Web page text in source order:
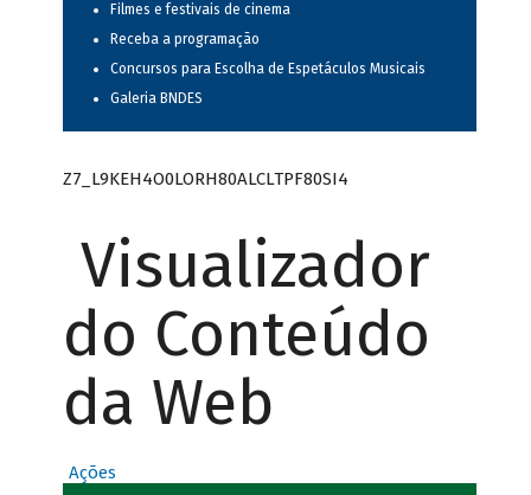
Filmes e festivais de cinema
Receba a programação
Concursos para Escolha de Espetáculos Musicais
Galeria BNDES
Z7_L9KEH4O0LORH80ALCLTPF80SI4
Visualizador
do Conteúdo
da Web
Ações